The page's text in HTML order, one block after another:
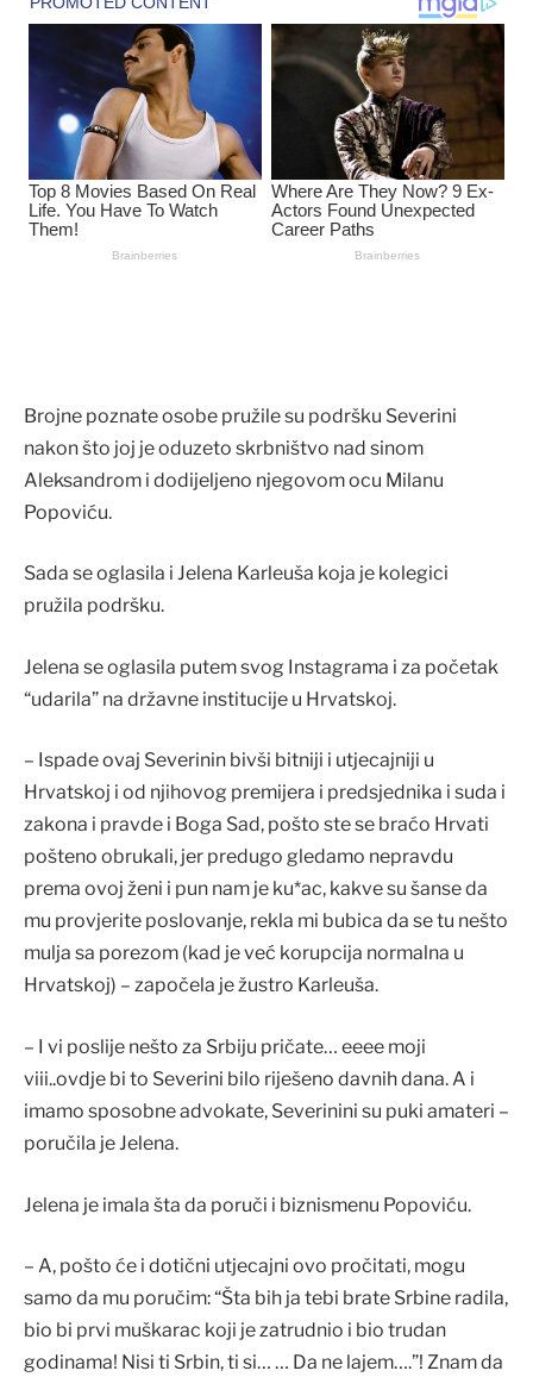
Brojne poznate osobe pružile su podršku Severini
nakon što joj je oduzeto skrbništvo nad sinom
Aleksandrom i dodijeljeno njegovom ocu Milanu
Popoviću.
Sada se oglasila i Jelena Karleuša koja je kolegici
pružila podršku.
Jelena se oglasila putem svog Instagrama i za početak
“udarila” na državne institucije u Hrvatskoj.
– Ispade ovaj Severinin bivši bitniji i utjecajniji u
Hrvatskoj i od njihovog premijera i predsjednika i suda i
zakona i pravde i Boga Sad, pošto ste se braćo Hrvati
pošteno obrukali, jer predugo gledamo nepravdu
prema ovoj ženi i pun nam je ku*ac, kakve su šanse da
mu provjerite poslovanje, rekla mi bubica da se tu nešto
mulja sa porezom (kad je već korupcija normalna u
Hrvatskoj) – započela je žustro Karleuša.
– I vi poslije nešto za Srbiju pričate… eeee moji
viii..ovdje bi to Severini bilo riješeno davnih dana. A i
imamo sposobne advokate, Severinini su puki amateri –
poručila je Jelena.
Jelena je imala šta da poruči i biznismenu Popoviću.
– A, pošto će i dotični utjecajni ovo pročitati, mogu
samo da mu poručim: “Šta bih ja tebi brate Srbine radila,
bio bi prvi muškarac koji je zatrudnio i bio trudan
godinama! Nisi ti Srbin, ti si… … Da ne lajem….”! Znam da